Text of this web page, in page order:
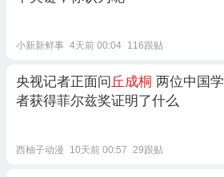
小新新鲜事 4天前 00:04 116跟贴
央视记者正面问 丘成桐 两位中国学
者获得菲尔兹奖证明了什么
西柚子动漫 10天前 00:57 29跟贴